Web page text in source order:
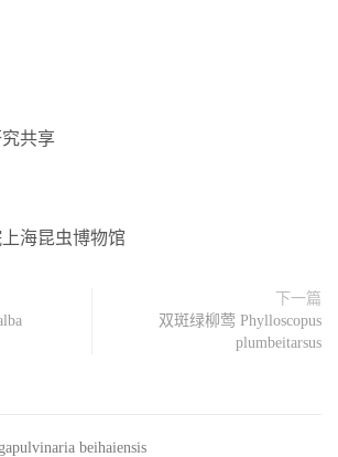
共享
海昆虫博物馆
下一篇
双斑绿柳莺 Phylloscopus
plumbeitarsus
beihaiensis